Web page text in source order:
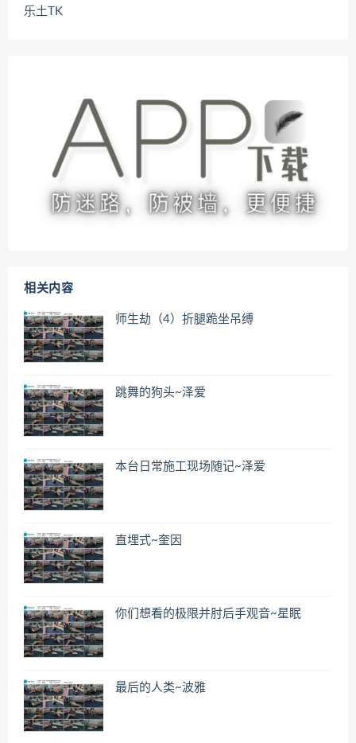
乐土TK
相关内容
师生劫（4）折腿跪坐吊缚
跳舞的狗头~泽爱
本台日常施工现场随记~泽爱
直埋式~奎因
你们想看的极限并肘后手观音~星眠
最后的人类~波雅